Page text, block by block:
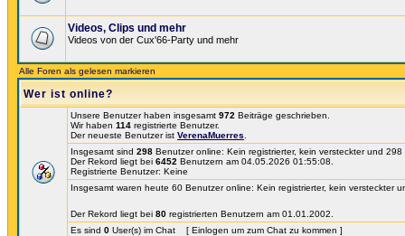
Videos, Clips und mehr
Videos von der Cux'66-Party und mehr
Alle Foren als gelesen markieren
Wer ist online?
Unsere Benutzer haben insgesamt 972 Beiträge geschrieben.
Wir haben 114 registrierte Benutzer.
Der neueste Benutzer ist VerenaMuerres
Insgesamt sind 298 Benutzer online: Kein registrierter, kein versteckter und
Der Rekord liegt bei 6452 Benutzern am 04.05.2026 01:55:08.
Registrierte Benutzer: Keine
Insgesamt waren heute 60 Benutzer online: Kein registrierter, kein versteckter
Der Rekord liegt bei 80 registrierten Benutzern am 01.01.2002.
Es sind 0 User(s) im Chat [ Einlogen um zum Chat zu kommen ]